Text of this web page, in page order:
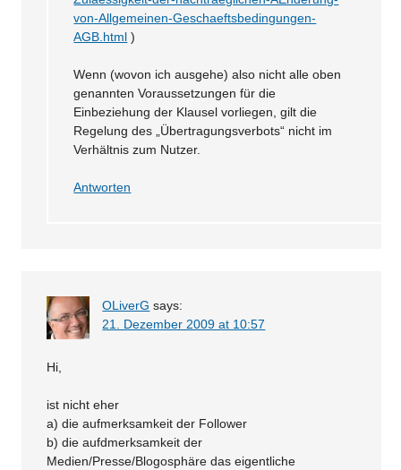
von-Allgemeinen-Geschaeftsbedingungen-
AGB.html )
Wenn (wovon ich ausgehe) also nicht alle oben
genannten Voraussetzungen für die
Einbeziehung der Klausel vorliegen, gilt die
Regelung des „Übertragungsverbots“ nicht im
Verhältnis zum Nutzer.
Antworten
OLiverG says:
21. Dezember 2009 at 10:57
Hi,
ist nicht eher
a) die aufmerksamkeit der Follower
b) die aufdmerksamkeit der
Medien/Presse/Blogosphäre das eigentliche